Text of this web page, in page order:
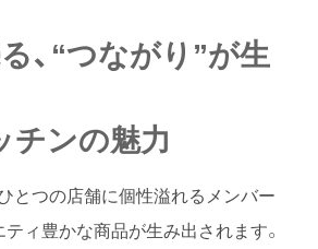
、“つながり”が生
チンの魅力
とつの店舗に個性溢れるメンバー
ティ豊かな商品が生み出されます。